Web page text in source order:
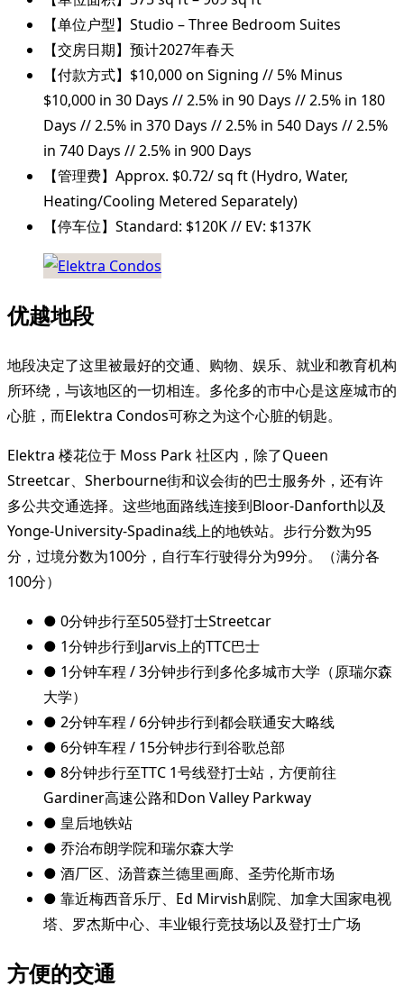
【单位户型】Studio – Three Bedroom Suites
【交房日期】预计2027年春天
【付款方式】$10,000 on Signing // 5% Minus
$10,000 in 30 Days // 2.5% in 90 Days // 2.5% in 180
Days // 2.5% in 370 Days // 2.5% in 540 Days // 2.5%
in 740 Days // 2.5% in 900 Days
【管理费】Approx. $0.72/ sq ft (Hydro, Water,
Heating/Cooling Metered Separately)
【停车位】Standard: $120K // EV: $137K
优越地段
地段决定了这里被最好的交通、购物、娱乐、就业和教育机构
所环绕，与该地区的一切相连。多伦多的市中心是这座城市的
心脏，而Elektra Condos可称之为这个心脏的钥匙。
Elektra 楼花位于 Moss Park 社区内，除了Queen
Streetcar、Sherbourne街和议会街的巴士服务外，还有许
多公共交通选择。这些地面路线连接到Bloor-Danforth以及
Yonge-University-Spadina线上的地铁站。步行分数为95
分，过境分数为100分，自行车行驶得分为99分。（满分各
100分）
● 0分钟步行至505登打士Streetcar
● 1分钟步行到Jarvis上的TTC巴士
● 1分钟车程 / 3分钟步行到多伦多城市大学（原瑞尔森
大学）
● 2分钟车程 / 6分钟步行到都会联通安大略线
● 6分钟车程 / 15分钟步行到谷歌总部
● 8分钟步行至TTC 1号线登打士站，方便前往
Gardiner高速公路和Don Valley Parkway
● 皇后地铁站
● 乔治布朗学院和瑞尔森大学
● 酒厂区、汤普森兰德里画廊、圣劳伦斯市场
● 靠近梅西音乐厅、Ed Mirvish剧院、加拿大国家电视
塔、罗杰斯中心、丰业银行竞技场以及登打士广场
方便的交通